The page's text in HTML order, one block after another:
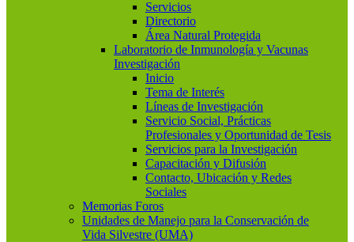
Servicios
Directorio
Área Natural Protegida
Laboratorio de Inmunología y Vacunas
Investigación
Inicio
Tema de Interés
Líneas de Investigación
Servicio Social, Prácticas
Profesionales y Oportunidad de Tesis
Servicios para la Investigación
Capacitación y Difusión
Contacto, Ubicación y Redes
Sociales
Memorias Foros
Unidades de Manejo para la Conservación de
Vida Silvestre (UMA)